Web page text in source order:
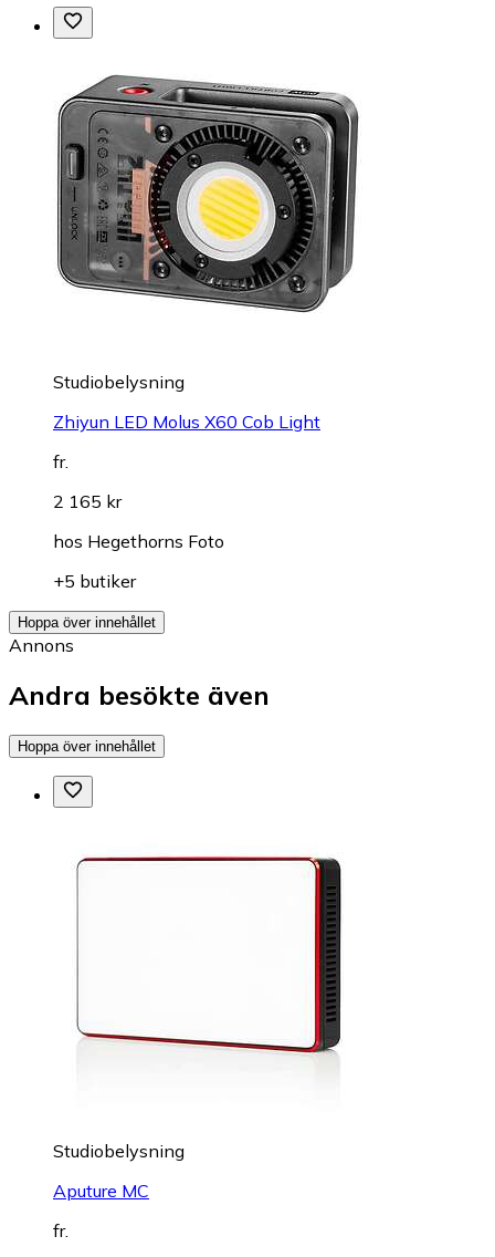
Studiobelysning
Zhiyun LED Molus X60 Cob Light
fr.
2 165 kr
hos Hegethorns Foto
+5 butiker
Hoppa över innehållet
Annons
Andra besökte även
Hoppa över innehållet
Studiobelysning
Aputure MC
fr.